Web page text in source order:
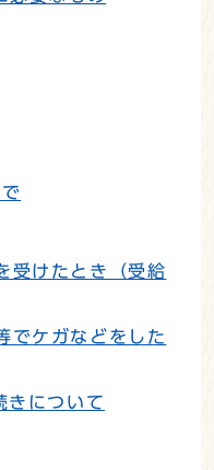
受けたとき（受給
でケガなどをした
きについて